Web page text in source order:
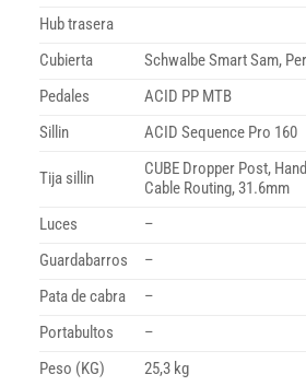
Hub trasera
Cubierta
Schwalbe Smart Sam,
Pedales
ACID PP MTB
Sillin
ACID Sequence Pro 160
Tija sillin
CUBE Dropper Post,
Cable Routing, 31.6mm
Luces
–
Guardabarros
–
Pata de cabra
–
Portabultos
–
Peso (KG)
25,3 kg